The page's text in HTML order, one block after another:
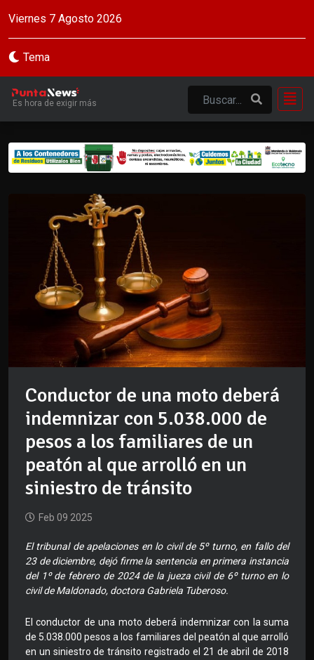
Viernes 7 Agosto 2026
Tema
Es hora de exigir más
Conductor de una moto deberá
indemnizar con 5.038.000 de
pesos a los familiares de un
peatón al que arrolló en un
siniestro de tránsito
Feb 09 2025
El tribunal de apelaciones en lo civil de 5º turno, en fallo del
23 de diciembre, dejó firme la sentencia en primera instancia
del 1º de febrero de 2024 de la jueza civil de 6º turno en lo
civil de Maldonado, doctora Gabriela Tuberoso.
El conductor de una moto deberá indemnizar con la suma
de 5.038.000 pesos a los familiares del peatón al que arrolló
en un siniestro de tránsito registrado el 21 de abril de 2018